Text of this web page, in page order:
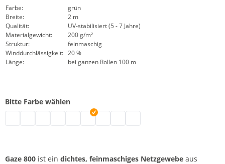
Farbe:
grün
Breite:
2 m
Qualität:
UV-stabilisiert (5 - 7 Jahre)
Materialgewicht:
200 g/m²
Struktur:
feinmaschig
Winddurchlässigkeit: 20 %
Länge:
bei ganzen Rollen 100 m
Bitte Farbe wählen
Gaze 800 - UV-beständig | grau
Gaze 800 - UV-beständig | schwarz
Gaze 800 - UV-beständig | weiß
Gaze 800 - UV-beständig | blau
Gaze 800 - UV-beständig | hellblau
Gaze 800 - UV-beständig | grün
Gaze 800 - UV-beständig | rot
Gaze 800 ist ein dichtes, feinmaschiges Netzgewebe aus